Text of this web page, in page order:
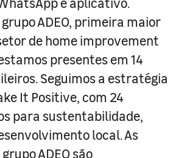
ADEO, primeira maior
de home improvement
presentes em 14
Seguimos a estratégia
It Positive, com 24
para sustentabilidade,
local. As
ADEO são